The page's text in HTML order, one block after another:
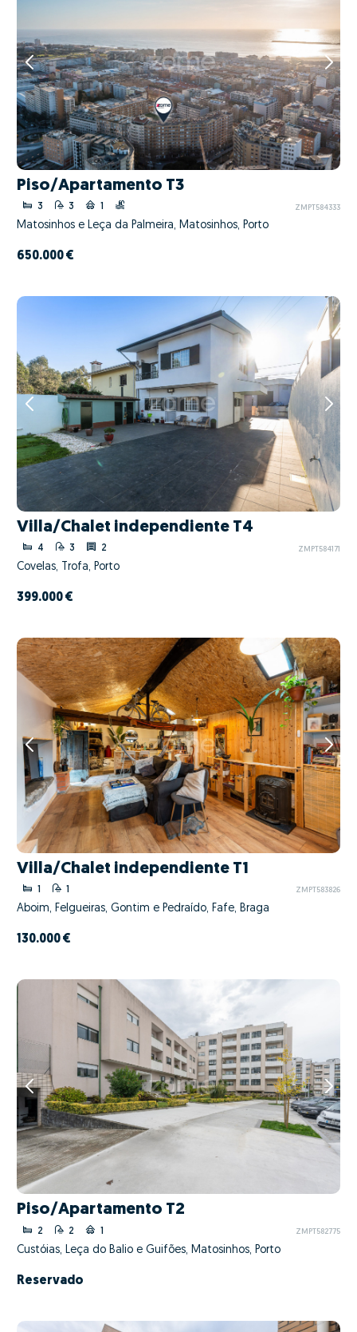
Piso/Apartamento T3
3 3 1 ZMPT584333
Matosinhos e Leça da Palmeira, Matosinhos, Porto
650.000 €
Villa/Chalet independiente T4
4 3 2 ZMPT584171
Covelas, Trofa, Porto
399.000 €
Villa/Chalet independiente T1
1 1 ZMPT583826
Aboim, Felgueiras, Gontim e Pedraído, Fafe, Braga
130.000 €
Piso/Apartamento T2
2 2 1 ZMPT582775
Custóias, Leça do Balio e Guifões, Matosinhos, Porto
Reservado